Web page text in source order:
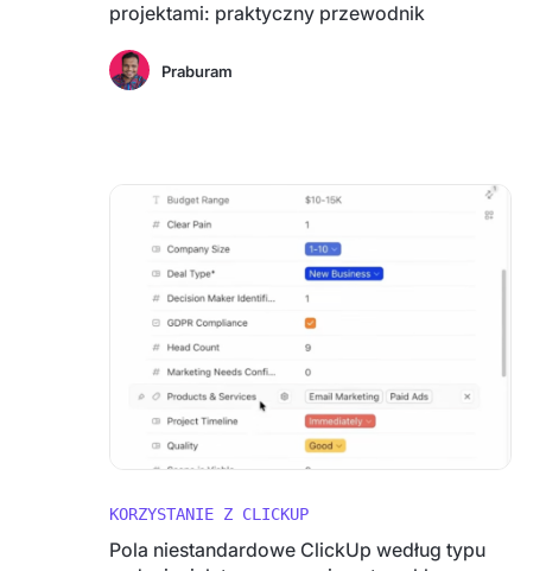
projektami: praktyczny przewodnik
Praburam
KORZYSTANIE Z CLICKUP
Pola niestandardowe ClickUp według typu